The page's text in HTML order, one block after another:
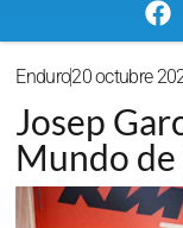
Enduro20 octubre
Josep
Mundo